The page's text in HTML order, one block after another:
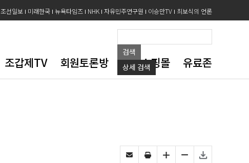
조선일보 미래한국 뉴욕타임즈 NHK 자유민주연구원 이승만TV 최보식의 언론
검색
상세 검색
조갑제TV 회원토론방 도서쇼핑몰 유료존